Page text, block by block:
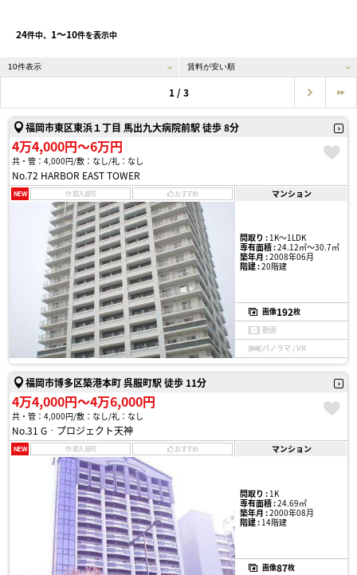
24件中、 1〜10件を表示中
1 / 3
福岡市東区東浜１丁目 馬出九大病院前駅 徒歩 8分
4万4,000円〜6万円
共・管：4,000円 敷：なし 礼：なし
No.72 HARBOR EAST TOWER
NEW 即入居可 おすすめ マンション
間取り :1K〜1LDK
専有面積 :24.12㎡〜30.7㎡
築年月 :2008年06月
階建 :20階建
画像192枚
動画
パノラマ / VR
福岡市博多区築港本町 呉服町駅 徒歩 11分
4万4,000円〜4万6,000円
共・管：4,000円 敷：なし 礼：なし
No.31 G‐プロジェクト天神
NEW 即入居可 おすすめ マンション
間取り :1K
専有面積 :24.69㎡
築年月 :2000年08月
階建 :14階建
画像87枚